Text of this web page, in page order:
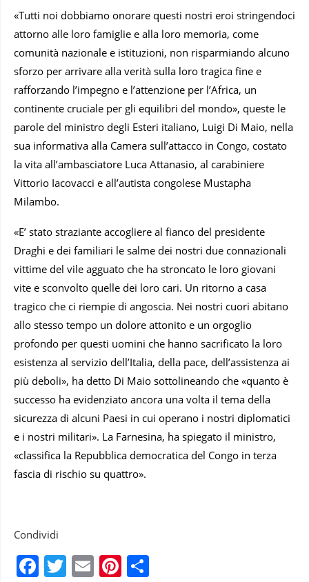
«Tutti noi dobbiamo onorare questi nostri eroi stringendoci
attorno alle loro famiglie e alla loro memoria, come
comunità nazionale e istituzioni, non risparmiando alcuno
sforzo per arrivare alla verità sulla loro tragica fine e
rafforzando l’impegno e l’attenzione per l’Africa, un
continente cruciale per gli equilibri del mondo», queste le
parole del ministro degli Esteri italiano, Luigi Di Maio, nella
sua informativa alla Camera sull’attacco in Congo, costato
la vita all’ambasciatore Luca Attanasio, al carabiniere
Vittorio Iacovacci e all’autista congolese Mustapha
Milambo.
«E’ stato straziante accogliere al fianco del presidente
Draghi e dei familiari le salme dei nostri due connazionali
vittime del vile agguato che ha stroncato le loro giovani
vite e sconvolto quelle dei loro cari. Un ritorno a casa
tragico che ci riempie di angoscia. Nei nostri cuori abitano
allo stesso tempo un dolore attonito e un orgoglio
profondo per questi uomini che hanno sacrificato la loro
esistenza al servizio dell’Italia, della pace, dell’assistenza ai
più deboli», ha detto Di Maio sottolineando che «quanto è
successo ha evidenziato ancora una volta il tema della
sicurezza di alcuni Paesi in cui operano i nostri diplomatici
e i nostri militari». La Farnesina, ha spiegato il ministro,
«classifica la Repubblica democratica del Congo in terza
fascia di rischio su quattro».
Condividi
Facebook
Twitter
EmailPinterest